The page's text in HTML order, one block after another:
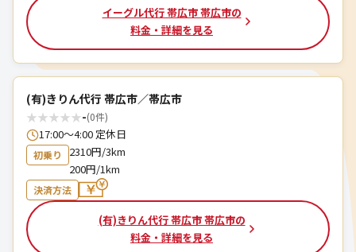
イーグル代行 帯広市 帯広市の
料金・詳細を見る
(有)きりん代行 帯広市／帯広市
★★★★★-(0件)
17:00～4:00 定休日
初乗り
2310円/3km
200円/1km
決済方法
(有)きりん代行 帯広市 帯広市の
料金・詳細を見る